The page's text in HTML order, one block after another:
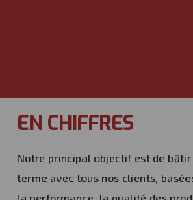
EN CHIFFRES
Notre principal objectif est de
terme avec tous nos clients,
la performance, la qualité des